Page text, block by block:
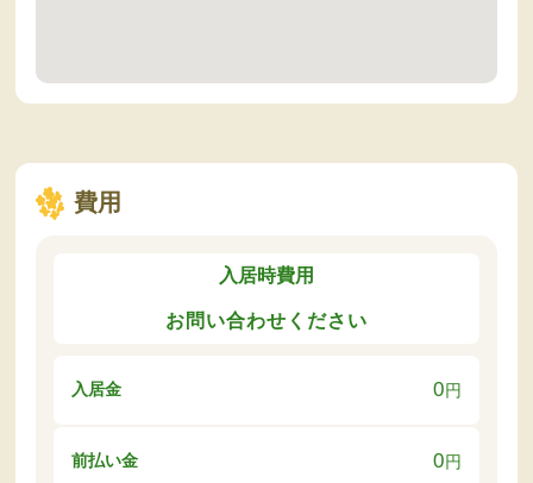
費用
入居時費用
お問い合わせください
入居金 0円
前払い金 0円